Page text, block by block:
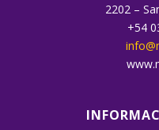
2202 –
+54